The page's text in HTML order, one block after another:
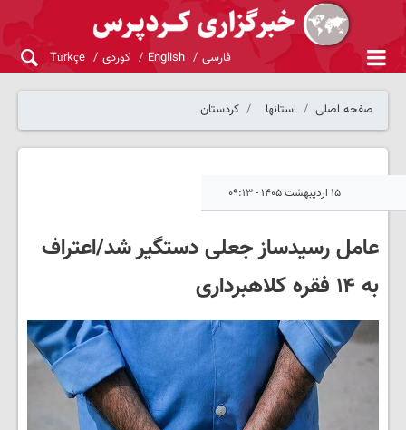
فارسی English کوردی Türkçe
صفحه اصلی استانها کردستان
۱۵ اردیبهشت ۱۴۰۵ - ۰۹:۱۳
عامل رسیدساز جعلی دستگیر شد/اعتراف
به ۱۴ فقره کلاهبرداری